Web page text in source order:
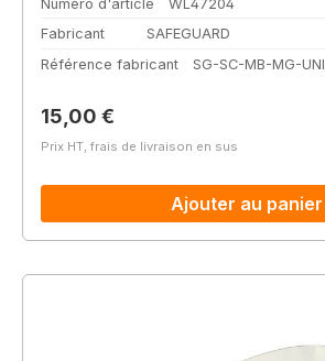
Numéro d'article
WL47204
Fabricant
SAFEGUARD
Référence fabricant
SG-SC-MB-MG-UNI
Prix régulier :
15,00 €
Prix HT, frais de livraison en sus
Ajouter au panier